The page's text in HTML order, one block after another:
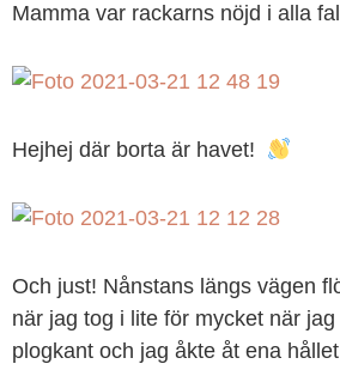
Mamma var rackarns nöjd i alla
Hejhej där borta är havet!
Och just! Nånstans längs vägen
när jag tog i lite för mycket när
plogkant och jag åkte åt ena